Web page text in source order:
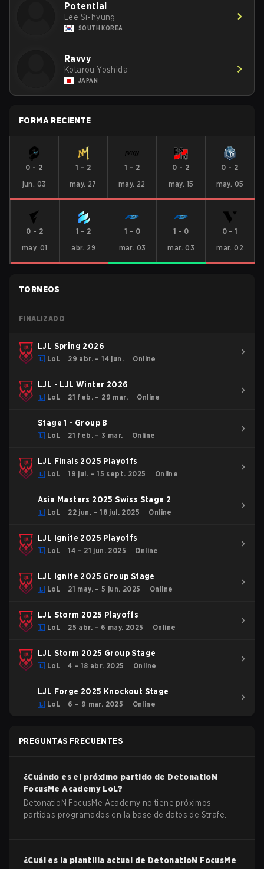
Potential
Lee Si-hyung
SOUTH KOREA
Ravvy
Kotarou Yoshida
JAPAN
FORMA RECIENTE
0 - 2
jun. 03
1 - 2
may. 27
1 - 2
may. 22
0 - 2
may. 15
0 - 2
may. 05
0 - 2
may. 01
1 - 2
abr. 29
1 - 0
mar. 03
1 - 0
mar. 03
0-1
mar. 02
TORNEOS
FINALIZADO
LJL Spring 2026
LoL 29 abr. – 14 jun. Online
LJL - LJL Winter 2026
LoL 21 feb. – 29 mar. Online
Stage 1 - Group B
LoL 21 feb. – 3 mar. Online
LJL Finals 2025 Playoffs
LoL 19 jul. – 15 sept. 2025 Online
Asia Masters 2025 Swiss Stage 2
LoL 22 jun. – 18 jul. 2025 Online
LJL Ignite 2025 Playoffs
LoL 14 – 21 jun. 2025 Online
LJL Ignite 2025 Group Stage
LoL 21 may. – 5 jun. 2025 Online
LJL Storm 2025 Playoffs
LoL 25 abr. – 6 may. 2025 Online
LJL Storm 2025 Group Stage
LoL 4 – 18 abr. 2025 Online
LJL Forge 2025 Knockout Stage
LoL 6 – 9 mar. 2025 Online
PREGUNTAS FRECUENTES
¿Cuándo es el próximo partido de DetonatioN
FocusMe Academy LoL?
DetonatioN FocusMe Academy no tiene próximos
partidas programados en la base de datos de Strafe.
¿Cuál es la plantilla actual de DetonatioN FocusMe